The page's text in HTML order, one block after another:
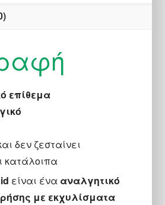
επίθεμα
δεν ζεσταίνει
κατάλοιπα
είναι ένα αναλγητικό
με εκχυλίσματα